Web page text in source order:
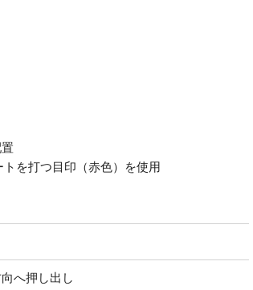
を打つ目印（赤色）を使用
へ押し出し